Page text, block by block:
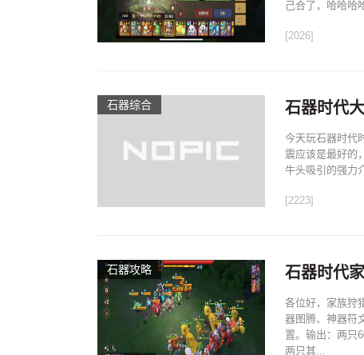
己合了，哈哈哈
[2026]
石器综合 石器时代
今天玩石器时代
震应该是最好的
牛头吸引的强力
[2223]
石器攻略 石器时代
各位好，家族狩
器图腾、神器符
置。输出：两只
两只其...